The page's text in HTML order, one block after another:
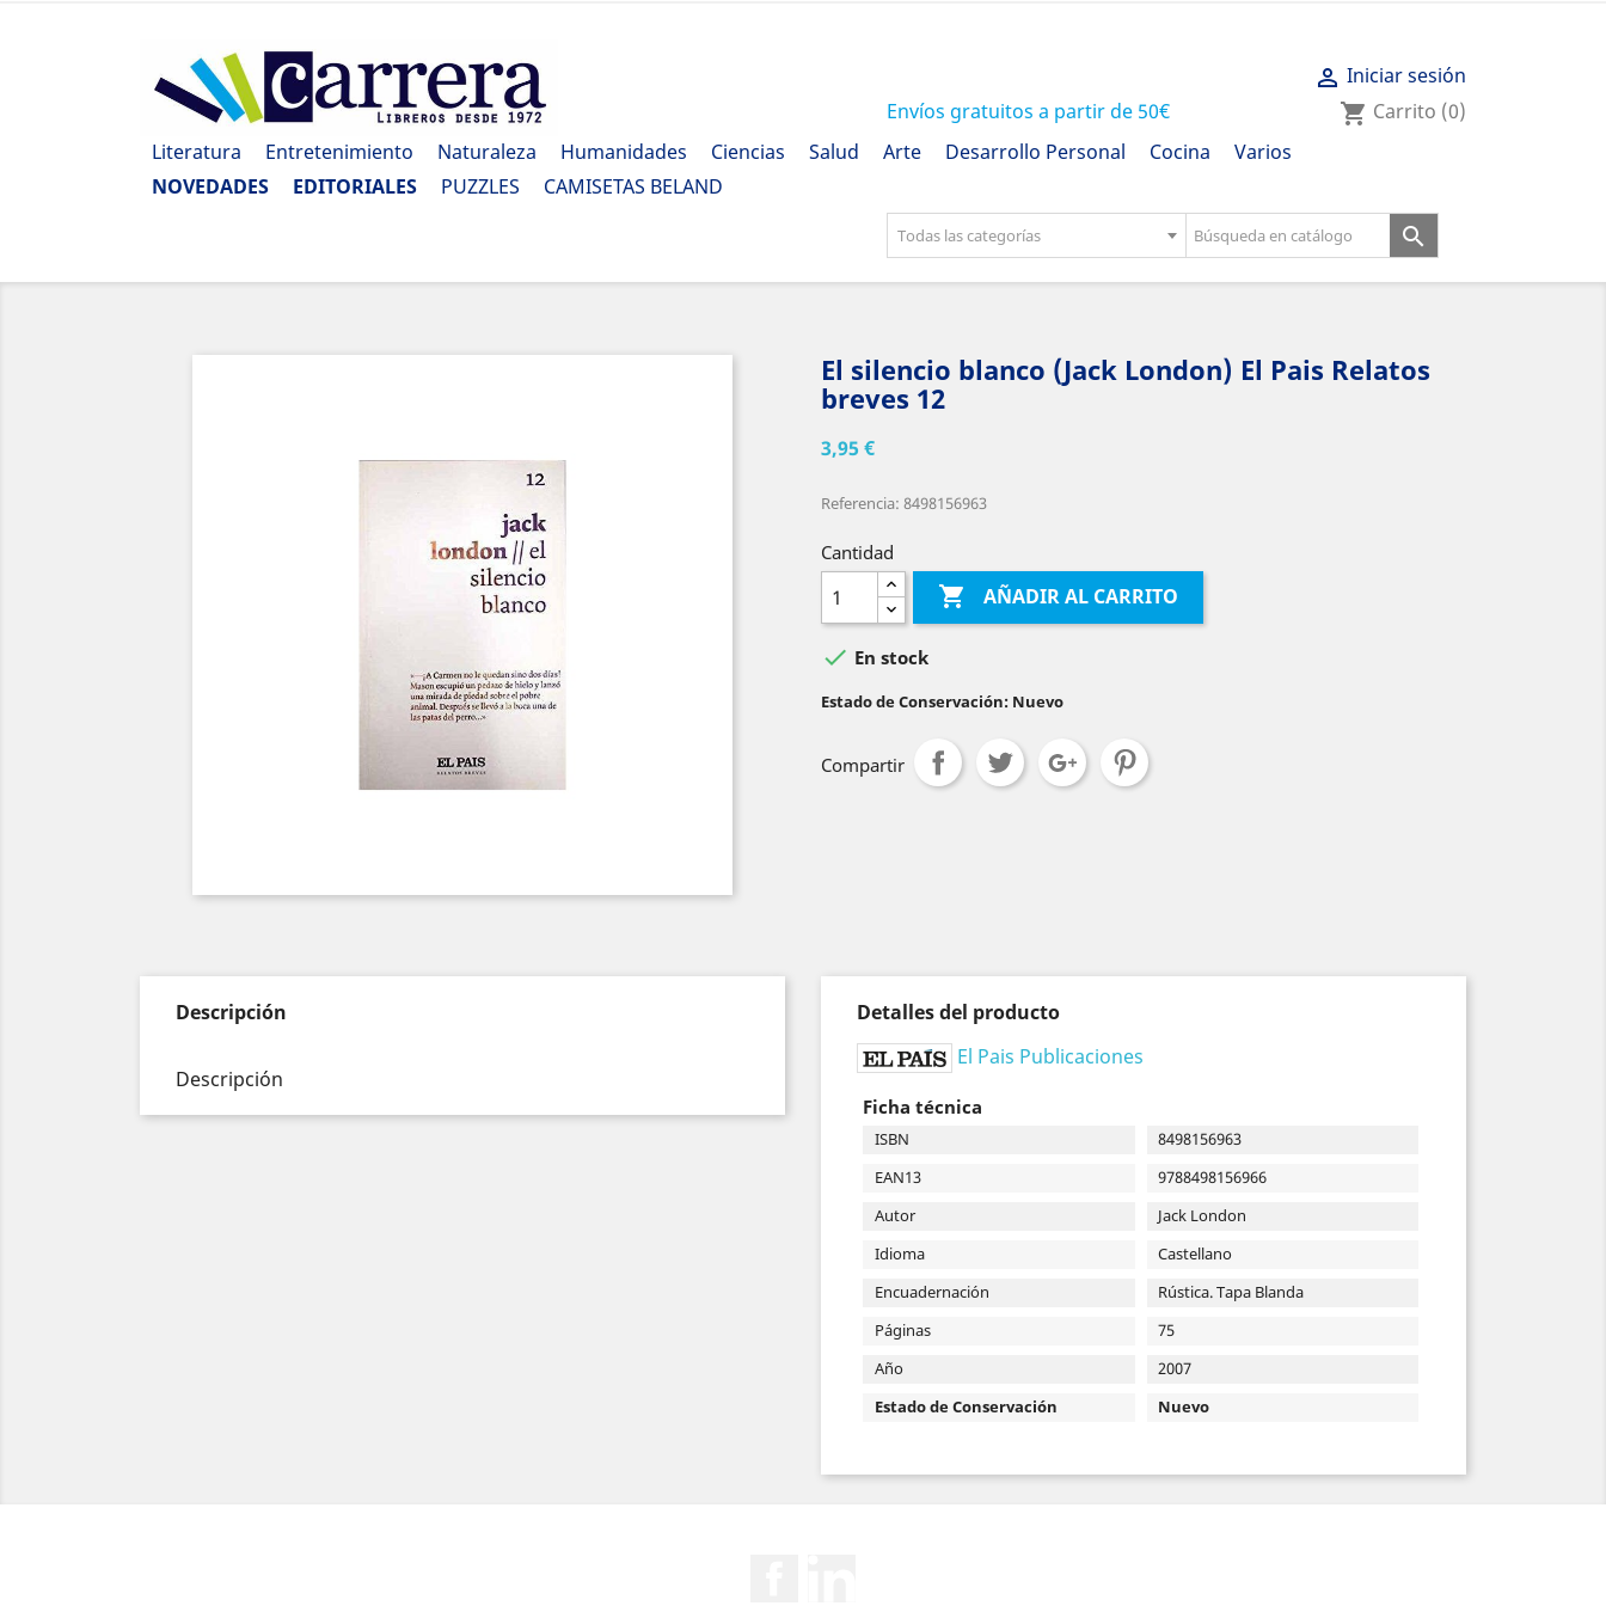
Envíos gratuitos a partir de 50€
Literatura
Entretenimiento Naturaleza Humanidades Ciencias Salud Arte Desarrollo Personal Cocina
Varios
NOVEDADES
EDITORIALES PUZZLES CAMISETAS BELAND
 Iniciar sesión
shopping_cart Carrito (0)
Todas las categorías 
El silencio blanco (Jack London) El Pais Relatos
breves 12
3,95 €
Referencia: 8498156963
Cantidad
 AÑADIR AL CARRITO
 En stock
Estado de Conservación: Nuevo
Compartir
Descripción
Descripción
Detalles del producto
El Pais Publicaciones
Ficha técnica
ISBN
8498156963
EAN13
9788498156966
Autor
Jack London
Idioma
Castellano
Encuadernación
Rústica. Tapa Blanda
Páginas
75
Año
2007
Estado de Conservación
Nuevo